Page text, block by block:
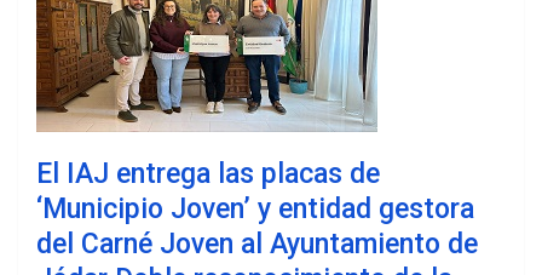
El IAJ entrega las placas de
‘Municipio Joven’ y entidad gestora
del Carné Joven al Ayuntamiento de